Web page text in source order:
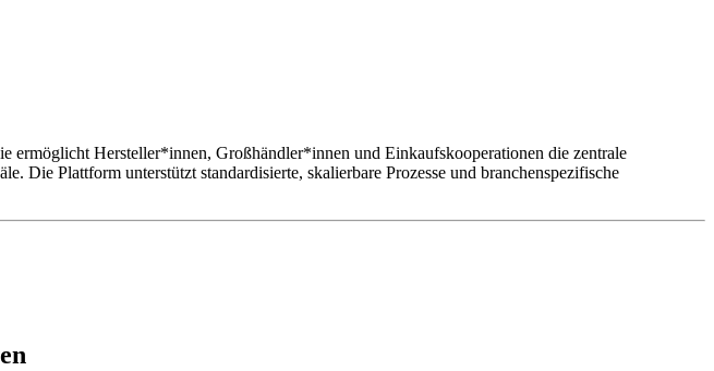
ermöglicht Hersteller*innen, Großhändler*innen und Einkaufskooperationen die zentrale
Die Plattform unterstützt standardisierte, skalierbare Prozesse und branchenspezifische